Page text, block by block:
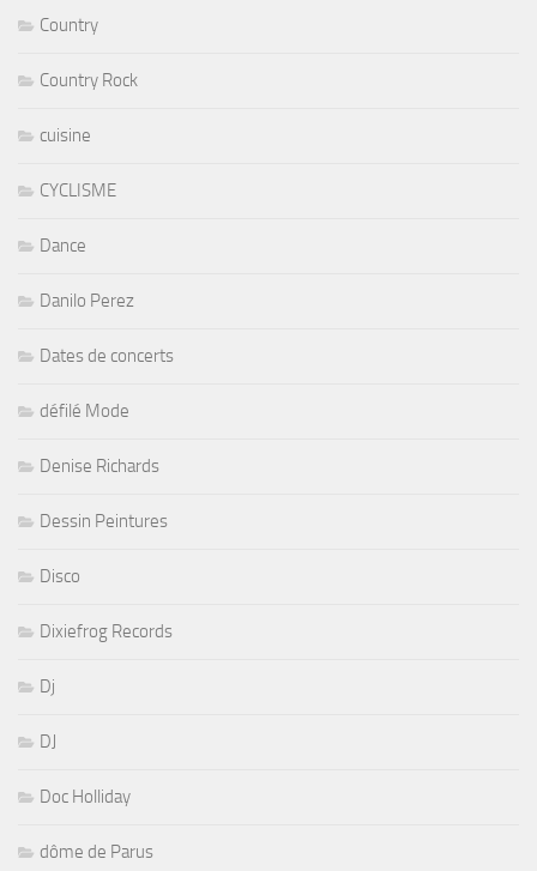
Country
Country Rock
cuisine
CYCLISME
Dance
Danilo Perez
Dates de concerts
défilé Mode
Denise Richards
Dessin Peintures
Disco
Dixiefrog Records
Dj
DJ
Doc Holliday
dôme de Parus